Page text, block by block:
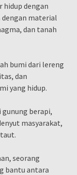
dengan
material
dan tanah
bumi dari lereng
dan
yang hidup.
berapi,
masyarakat,
seorang
bantu antara